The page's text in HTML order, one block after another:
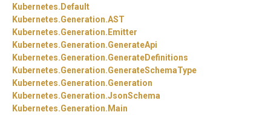
Kubernetes. Default
Kubernetes.Generation.AST
Kubernetes.Generation. Emitter
Kubernetes.Generation.GenerateApi
Kubernetes.Generation.GenerateDefinitions
Kubernetes.Generation.GenerateSchemaType
Kubernetes.Generation.Generation
Kubernetes.Generation.JsonSchema
Kubernetes.Generation. Main